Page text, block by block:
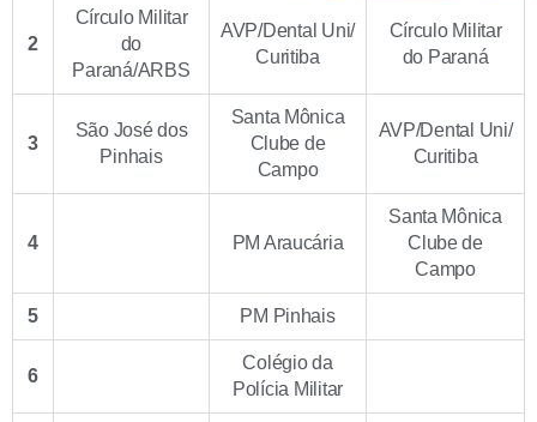
2
Círculo Militar
do
Paraná/ARBS
AVP/Dental Uni/
Curitiba
Círculo Militar
do Paraná
3
São José dos
Pinhais
Santa Mônica
Clube de
Campo
AVP/Dental Uni/
Curitiba
4 PM Araucária
Santa Mônica
Clube de
Campo
5 PM Pinhais
6
Colégio da
Polícia Militar